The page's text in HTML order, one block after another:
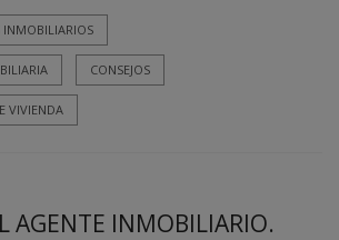
INMOBILIARIOS
CONSEJOS
VIVIENDA
AGENTE INMOBILIARIO.